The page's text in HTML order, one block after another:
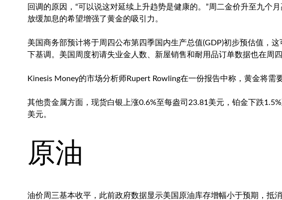
回调的原因，“可以说这对延续上升趋势是健康的。”周二金价升至九个
放缓加息的希望增强了黄金的吸引力。
美国商务部预计将于周四公布第四季国内生产总值(GDP)初步预估值，
下基调。美国周度初请失业金人数、新屋销售和耐用品订单数据也在周四
Kinesis Money的市场分析师Rupert Rowling在一份报告中称，黄金将需
其他贵金属方面， 现货白银
上涨0.6%至每盎司23.81美元，铂金下跌
美元。
原油
油价周三基本收平，此前政府数据显示美国原油库存增幅小于预期，抵